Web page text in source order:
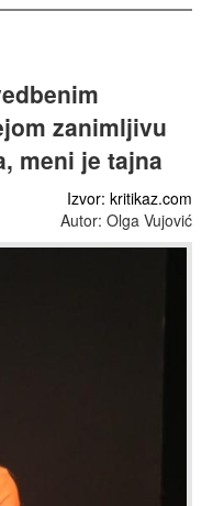
zanimljivu
meni je tajna
Izvor: kritikaz.com
Autor: Olga Vujović